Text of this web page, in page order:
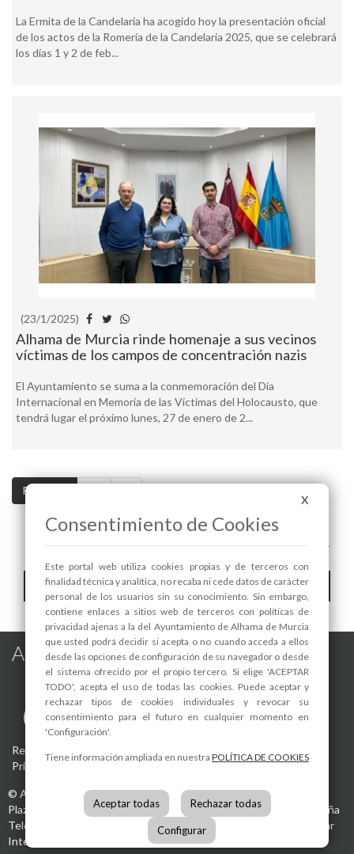
La Ermita de la Candelaria ha acogido hoy la presentación oficial
de los actos de la Romería de la Candelaria 2025, que se celebrará
los días 1 y 2 de feb...
(23/1/2025)
Alhama de Murcia rinde homenaje a sus vecinos
víctimas de los campos de concentración nazis
El Ayuntamiento se suma a la conmemoración del Día
Internacional en Memoria de las Víctimas del Holocausto, que
tendrá lugar el próximo lunes, 27 de enero de 2...
Pag. 1 / 3
A+ A-
Hemeroteca
Toggle
Alhama de Murcia en las Redes
Registro de actividades de tratamiento Aviso Legal
Privacidad
Política de Cookies
© Ayuntamiento de Alhama de Murcia
Plaza de la Constitución, 130840 Alhama de Murcia (Murcia)
España
Teléfono:
info@alhamademurcia.es
Avatar
Internet S.L.L.
X
Consentimiento de Cookies
Este portal web utiliza cookies propias y de terceros con
finalidad técnica y analítica, no recaba ni cede datos de carácter
personal de los usuarios sin su conocimiento. Sin embargo,
contiene enlaces a sitios web de terceros con políticas de
privacidad ajenas a la del Ayuntamiento de Alhama de Murcia
que usted podrá decidir si acepta o no cuando acceda a ellos
desde las opciones de configuración de su navegador o desde
el sistema ofrecido por el propio tercero. Si elige 'ACEPTAR
TODO', acepta el uso de todas las cookies. Puede aceptar y
rechazar tipos de cookies individuales y revocar su
consentimiento para el futuro en cualquier momento en
'Configuración'.
Tiene información ampliada en nuestra POLÍTICA DE COOKIES
Aceptar todas Rechazar todas
Configurar